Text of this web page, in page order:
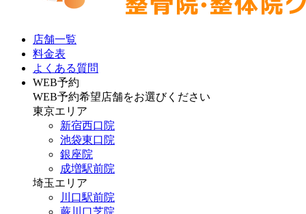
店舗一覧
料金表
よくある質問
WEB予約
WEB予約希望店舗をお選びください
東京エリア
新宿西口院
池袋東口院
銀座院
成増駅前院
埼玉エリア
川口駅前院
蕨川口芝院